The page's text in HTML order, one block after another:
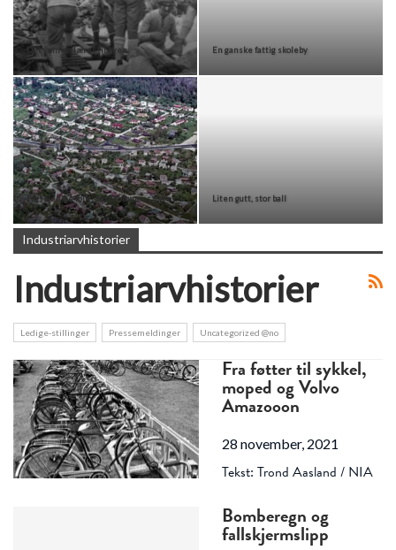
Det kom en lærer til byen En ganske fattig skoleby
Forskjellige folk i barndommens gate Liten gutt, stor ball
Industriarvhistorier
Industriarvhistorier
Ledige-stillinger Pressemeldinger Uncategorized @no
Fra føtter til sykkel,
moped og Volvo
Amazooon
28 november, 2021
Tekst: Trond Aasland / NIA
Bomberegn og
fallskjermslipp